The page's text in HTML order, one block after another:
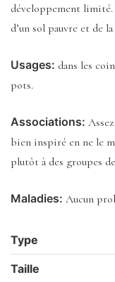
développement
d’un sol pauvre et de
Usages: dans les
pots.
Associations:
bien inspiré en ne le
plutôt à des groupes
Maladies: Aucun
Type
Taille